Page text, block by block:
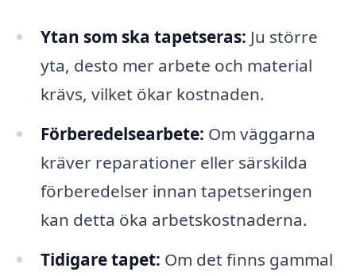
Ytan som ska tapetseras: Ju större
yta, desto mer arbete och material
krävs, vilket ökar kostnaden.
Förberedelsearbete: Om väggarna
kräver reparationer eller särskilda
förberedelser innan tapetseringen
kan detta öka arbetskostnaderna.
Tidigare tapet: Om det finns gammal